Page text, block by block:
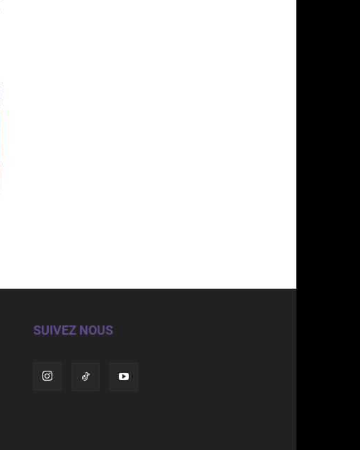
SUIVEZ NOUS